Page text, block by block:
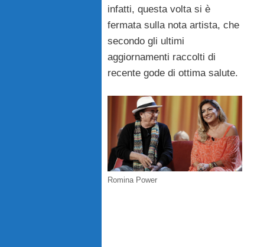
infatti, questa volta si è
fermata sulla nota artista, che
secondo gli ultimi
aggiornamenti raccolti di
recente gode di ottima salute.
Romina Power